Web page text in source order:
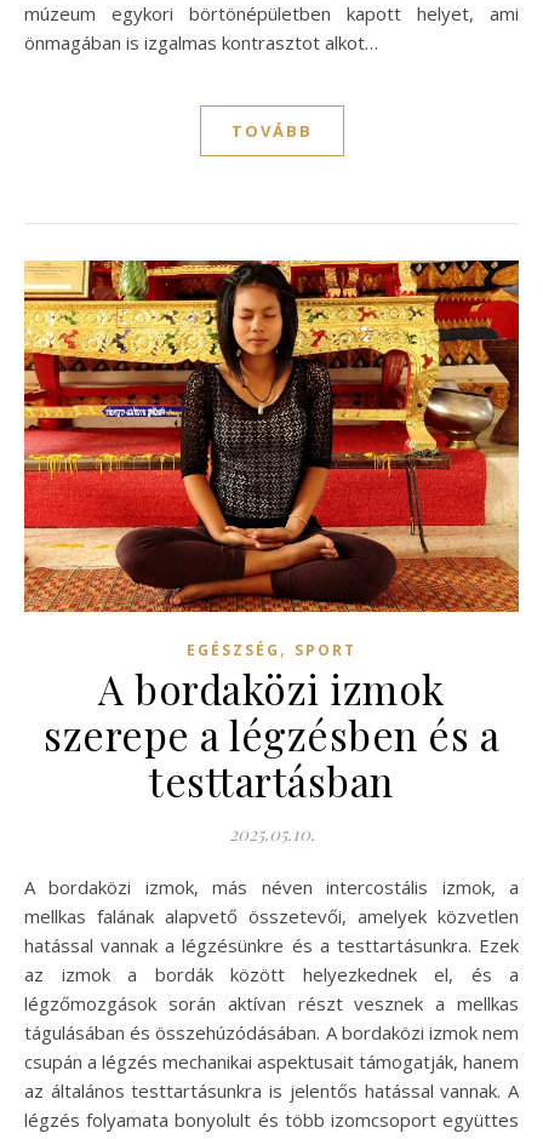
múzeum egykori börtönépületben kapott helyet, ami
önmagában is izgalmas kontrasztot alkot…
TOVÁBB
EGÉSZSÉG , SPORT
A bordaközi izmok
szerepe a légzésben és a
testtartásban
2025.05.10.
A bordaközi izmok, más néven intercostális izmok, a
mellkas falának alapvető összetevői, amelyek közvetlen
hatással vannak a légzésünkre és a testtartásunkra. Ezek
az izmok a bordák között helyezkednek el, és a
légzőmozgások során aktívan részt vesznek a mellkas
tágulásában és összehúzódásában. A bordaközi izmok nem
csupán a légzés mechanikai aspektusait támogatják, hanem
az általános testtartásunkra is jelentős hatással vannak. A
légzés folyamata bonyolult és több izomcsoport együttes